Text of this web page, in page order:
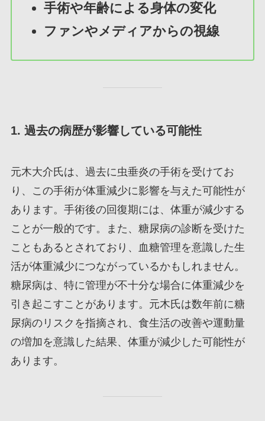
手術や年齢による身体の変化
ファンやメディアからの視線
1. 過去の病歴が影響している可能性
元木大介氏は、過去に虫垂炎の手術を受けてお
り、この手術が体重減少に影響を与えた可能性が
あります。手術後の回復期には、体重が減少する
ことが一般的です。また、糖尿病の診断を受けた
こともあるとされており、血糖管理を意識した生
活が体重減少につながっているかもしれません。
糖尿病は、特に管理が不十分な場合に体重減少を
引き起こすことがあります。元木氏は数年前に糖
尿病のリスクを指摘され、食生活の改善や運動量
の増加を意識した結果、体重が減少した可能性が
あります。